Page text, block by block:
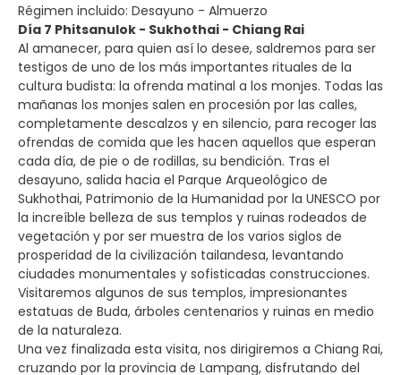
Régimen incluido: Desayuno - Almuerzo
Día 7 Phitsanulok - Sukhothai - Chiang Rai
Al amanecer, para quien así lo desee, saldremos para ser
testigos de uno de los más importantes rituales de la
cultura budista: la ofrenda matinal a los monjes. Todas las
mañanas los monjes salen en procesión por las calles,
completamente descalzos y en silencio, para recoger las
ofrendas de comida que les hacen aquellos que esperan
cada día, de pie o de rodillas, su bendición. Tras el
desayuno, salida hacia el Parque Arqueológico de
Sukhothai, Patrimonio de la Humanidad por la UNESCO por
la increíble belleza de sus templos y ruinas rodeados de
vegetación y por ser muestra de los varios siglos de
prosperidad de la civilización tailandesa, levantando
ciudades monumentales y sofisticadas construcciones.
Visitaremos algunos de sus templos, impresionantes
estatuas de Buda, árboles centenarios y ruinas en medio
de la naturaleza.
Una vez finalizada esta visita, nos dirigiremos a Chiang Rai,
cruzando por la provincia de Lampang, disfrutando del